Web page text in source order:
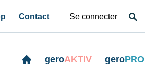
Contact Se connecter
geroAKTIV geroPRO